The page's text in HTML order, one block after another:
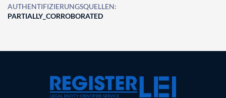
AUTHENTIFIZIERUNGSQUELLEN:
PARTIALLY_CORROBORATED